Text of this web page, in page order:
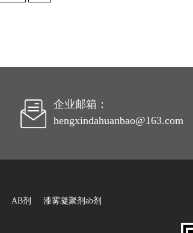
企业邮箱：
hengxindahuanbao@163.com
AB剂 漆雾凝聚剂ab剂